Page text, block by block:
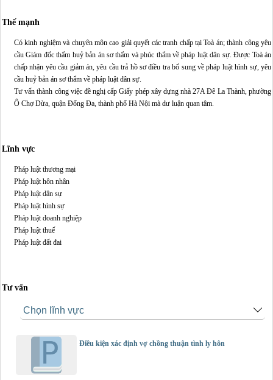
Thế mạnh
Có kinh nghiệm và chuyên môn cao giải quyết các tranh chấp tại Toà án; thành công yêu
cầu Giám đốc thẩm huỷ bản án sơ thẩm và phúc thẩm về pháp luật dân sự. Được Toà án
chấp nhận yêu cầu giảm án, yêu cầu trả hồ sơ điều tra bổ sung về pháp luật hình sự, yêu
cầu huỷ bản án sơ thẩm về pháp luật dân sự.
Tư vấn thành công việc đề nghị cấp Giấy phép xây dựng nhà 27A Đê La Thành, phường
Ô Chợ Dừa, quận Đống Đa, thành phố Hà Nội mà dư luận quan tâm.
Lĩnh vực
Pháp luật thương mại
Pháp luật hôn nhân
Pháp luật dân sự
Pháp luật hình sự
Pháp luật doanh nghiệp
Pháp luật thuế
Pháp luật đất đai
Tư vấn
Điều kiện xác định vợ chồng thuận tình ly hôn